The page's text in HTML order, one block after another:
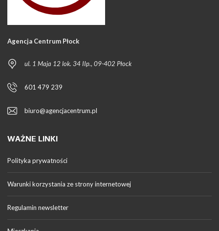
Agencja Centrum Płock
ul. 1 Maja 12 lok. 34 IIp., 09-402 Płock
601 479 239
biuro@agencjacentrum.pl
WAŻNE LINKI
Polityka prywatności
Warunki korzystania ze strony internetowej
Regulamin newsletter